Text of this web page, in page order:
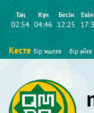
Таң
02:54
Күн
04:46
Бесін
12:25
Кесте бір жылға бір айға